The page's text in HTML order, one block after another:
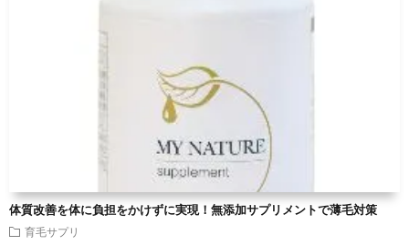
体質改善を体に負担をかけずに実現！無添加サプリメントで薄毛対策
育毛サプリ